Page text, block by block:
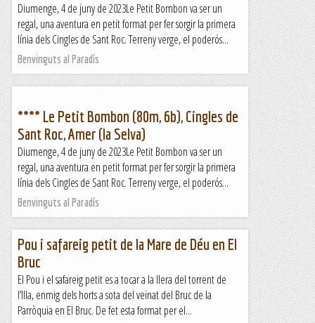
Diumenge, 4 de juny de 2023Le Petit Bombon va ser un
regal, una aventura en petit format per fer sorgir la primera
línia dels Cingles de Sant Roc. Terreny verge, el poderós...
Benvinguts al Paradís
**** Le Petit Bombon (80m, 6b), Cingles de
Sant Roc, Amer (la Selva)
Diumenge, 4 de juny de 2023Le Petit Bombon va ser un
regal, una aventura en petit format per fer sorgir la primera
línia dels Cingles de Sant Roc. Terreny verge, el poderós...
Benvinguts al Paradís
Pou i safareig petit de la Mare de Déu en El
Bruc
El Pou i el safareig petit es a tocar a la llera del torrent de
l’Illa, enmig dels horts a sota del veïnat del Bruc de la
Parròquia en El Bruc. De fet esta format per el...